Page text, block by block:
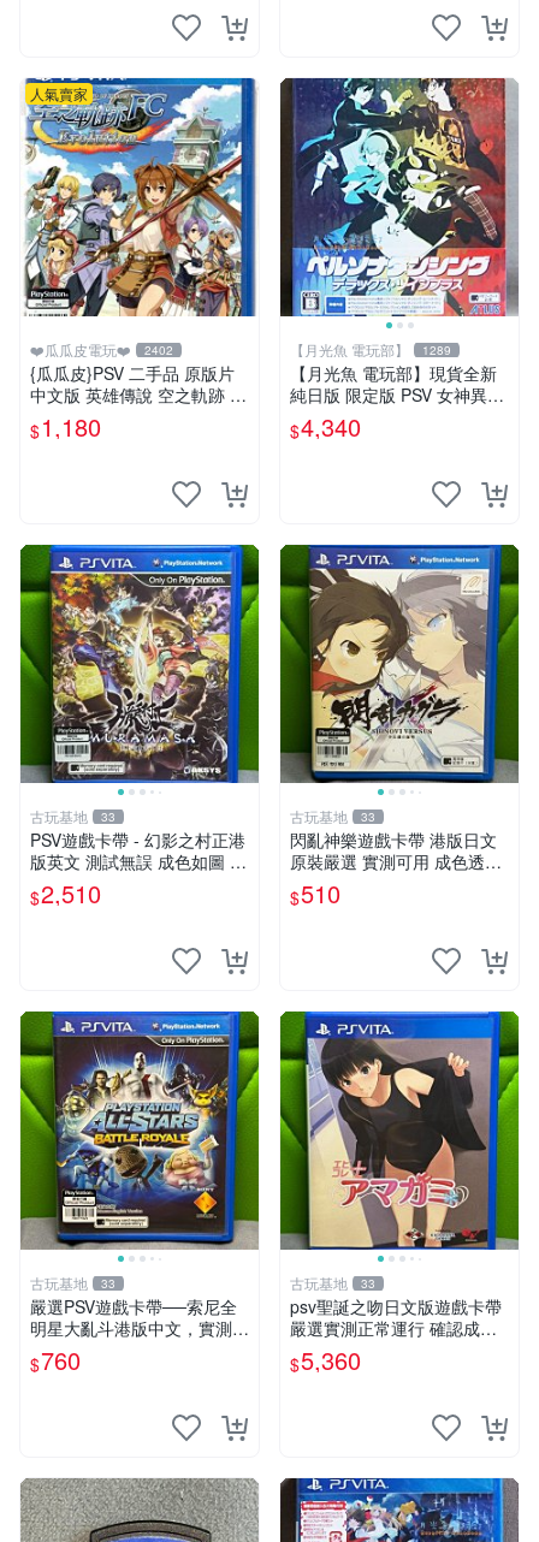
人氣賣家
❤️瓜瓜皮電玩❤️ 2402
{瓜瓜皮}PSV 二手品 原版片
中文版 英雄傳說 空之軌跡 F
C Evolution(遊戲都有回收)
$1,180
【月光魚 電玩部】 1289
【月光魚 電玩部】現貨全新
純日版 限定版 PSV 女神異聞
錄熱舞 雙重加值包 雙重plus
星夜熱舞 月夜熱舞
$4,340
古玩基地 33
PSV遊戲卡帶 - 幻影之村正港
版英文 測試無誤 成色如圖 唯
美收藏推薦 幻影之村 正版PS
V 港版卡帶 成色保證 村正 港
$2,510
古玩基地 33
閃亂神樂遊戲卡帶 港版日文
原裝嚴選 實測可用 成色透明
保証 正常玩耍無問題 閃亂神
樂 港版 日文 卡帶 港行
$510
古玩基地 33
嚴選PSV遊戲卡帶──索尼全
明星大亂斗港版中文，實測性
能佳，成色如圖，確保收到同
款。拍前請查收詳情，售出商
$760
古玩基地 33
psv聖誕之吻日文版遊戲卡帶
嚴選實測正常運行 確認成色
拍下即發 聖誕之吻 日文 psv
游戲
$5,360